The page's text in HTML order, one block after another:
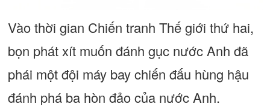
Vào thời gian Chiến tranh Thế giới thứ hai,
bọn phát xít muốn đánh gục nước Anh đã
phái một đội máy bay chiến đấu hùng hậu
đánh phá ba hòn đảo của nước Anh.